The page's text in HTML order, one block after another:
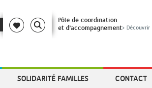
Pôle de coordination
et d’accompagnement> Découvrir
SOLIDARITÉ FAMILLES CONTACT